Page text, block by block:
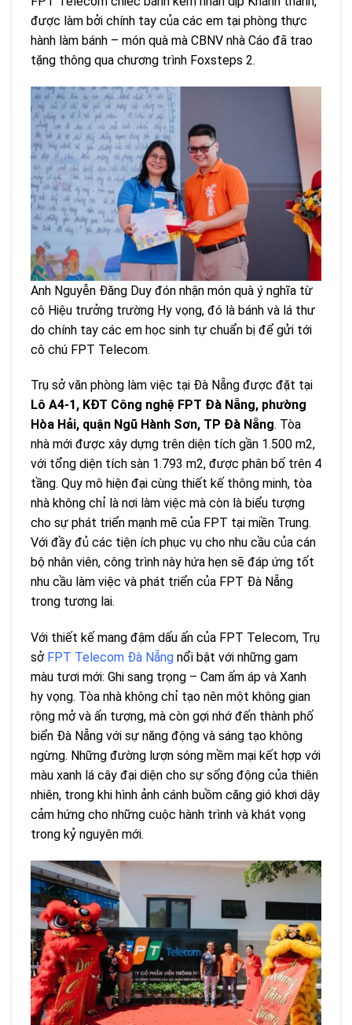
được làm bởi chính tay của các em tại phòng thực
hành làm bánh – món quà mà CBNV nhà Cáo đã trao
tặng thông qua chương trình Foxsteps 2.
Anh Nguyễn Đăng Duy đón nhận món quà ý nghĩa từ
cô Hiệu trưởng trường Hy vọng, đó là bánh và lá thư
do chính tay các em học sinh tự chuẩn bị để gửi tới
cô chú FPT Telecom.
Trụ sở văn phòng làm việc tại Đà Nẵng được đặt tại
Lô A4-1, KĐT Công nghệ FPT Đà Nẵng, phường
Hòa Hải, quận Ngũ Hành Sơn, TP Đà Nẵng. Tòa
nhà mới được xây dựng trên diện tích gần 1.500 m2,
với tổng diện tích sàn 1.793 m2, được phân bố trên 4
tầng. Quy mô hiện đại cùng thiết kế thông minh, tòa
nhà không chỉ là nơi làm việc mà còn là biểu tượng
cho sự phát triển mạnh mẽ của FPT tại miền Trung.
Với đầy đủ các tiện ích phục vụ cho nhu cầu của cán
bộ nhân viên, công trình này hứa hẹn sẽ đáp ứng tốt
nhu cầu làm việc và phát triển của FPT Đà Nẵng
trong tương lai.
Với thiết kế mang đậm dấu ấn của FPT Telecom, Trụ
sở FPT Telecom Đà Nẵng nổi bật với những gam
màu tươi mới: Ghi sang trọng – Cam ấm áp và Xanh
hy vọng. Tòa nhà không chỉ tạo nên một không gian
rộng mở và ấn tượng, mà còn gợi nhớ đến thành phố
biển Đà Nẵng với sự năng động và sáng tạo không
ngừng. Những đường lượn sóng mềm mại kết hợp với
màu xanh lá cây đại diện cho sự sống động của thiên
nhiên, trong khi hình ảnh cánh buồm căng gió khơi dậy
cảm hứng cho những cuộc hành trình và khát vọng
trong kỷ nguyên mới.